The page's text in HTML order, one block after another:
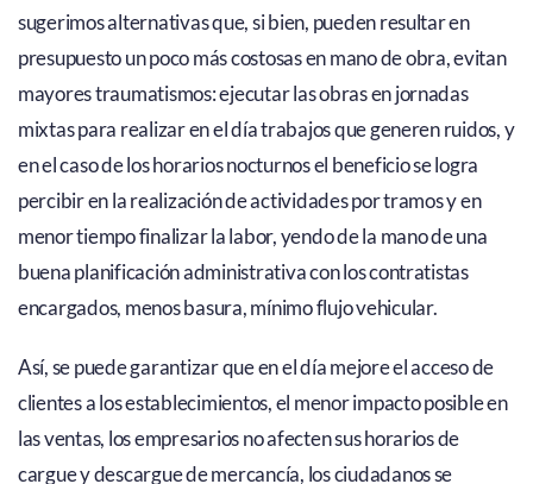
sugerimos alternativas que, si bien, pueden resultar en
presupuesto un poco más costosas en mano de obra, evitan
mayores traumatismos: ejecutar las obras en jornadas
mixtas para realizar en el día trabajos que generen ruidos, y
en el caso de los horarios nocturnos el beneficio se logra
percibir en la realización de actividades por tramos y en
menor tiempo finalizar la labor, yendo de la mano de una
buena planificación administrativa con los contratistas
encargados, menos basura, mínimo flujo vehicular.
Así, se puede garantizar que en el día mejore el acceso de
clientes a los establecimientos, el menor impacto posible en
las ventas, los empresarios no afecten sus horarios de
cargue y descargue de mercancía, los ciudadanos se